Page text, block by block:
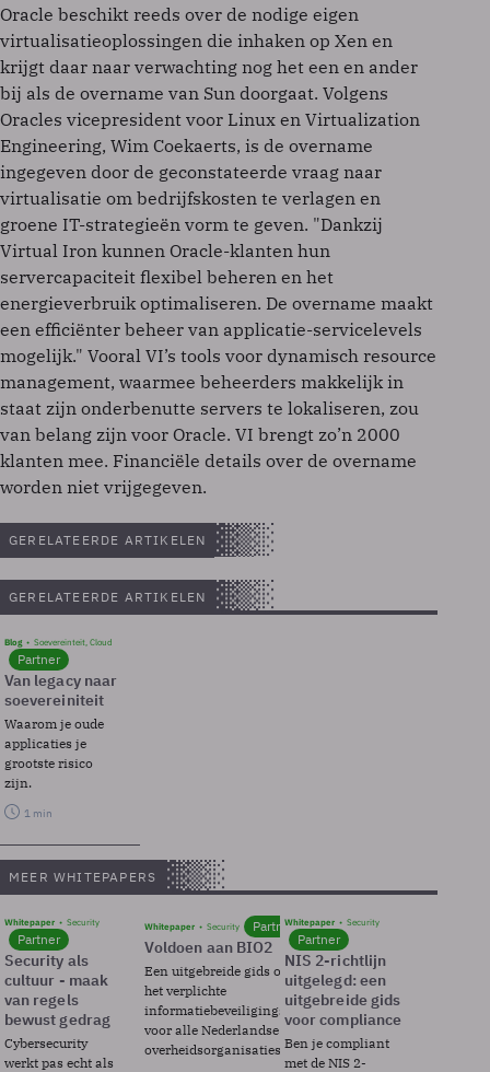
Oracle beschikt reeds over de nodige eigen
virtualisatieoplossingen die inhaken op Xen en
krijgt daar naar verwachting nog het een en ander
bij als de overname van Sun doorgaat. Volgens
Oracles vicepresident voor Linux en Virtualization
Engineering, Wim Coekaerts, is de overname
ingegeven door de geconstateerde vraag naar
virtualisatie om bedrijfskosten te verlagen en
groene IT-strategieën vorm te geven. "Dankzij
Virtual Iron kunnen Oracle-klanten hun
servercapaciteit flexibel beheren en het
energieverbruik optimaliseren. De overname maakt
een efficiënter beheer van applicatie-servicelevels
mogelijk." Vooral VI’s tools voor dynamisch resource
management, waarmee beheerders makkelijk in
staat zijn onderbenutte servers te lokaliseren, zou
van belang zijn voor Oracle. VI brengt zo’n 2000
klanten mee. Financiële details over de overname
worden niet vrijgegeven.
GERELATEERDE ARTIKELEN
GERELATEERDE ARTIKELEN
Blog Soevereinteit, Cloud
Partner
Van legacy naar
soevereiniteit
Waarom je oude
applicaties je
grootste risico
zijn.
1 min
MEER WHITEPAPERS
Whitepaper Security
Partner
Security als
cultuur - maak
van regels
bewust gedrag
Cybersecurity
werkt pas echt als
Whitepaper Security Partner
Voldoen aan BIO2
Een uitgebreide gids over BIO2,
het verplichte
informatiebeveiligingsframework
voor alle Nederlandse
overheidsorganisaties.
Whitepaper Security
Partner
NIS 2-richtlijn
uitgelegd: een
uitgebreide gids
voor compliance
Ben je compliant
met de NIS 2-